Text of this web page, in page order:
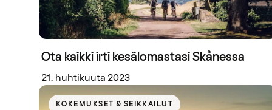
Ota kaikki irti kesälomastasi Skånessa
21. huhtikuuta 2023
KOKEMUKSET & SEIKKAILUT